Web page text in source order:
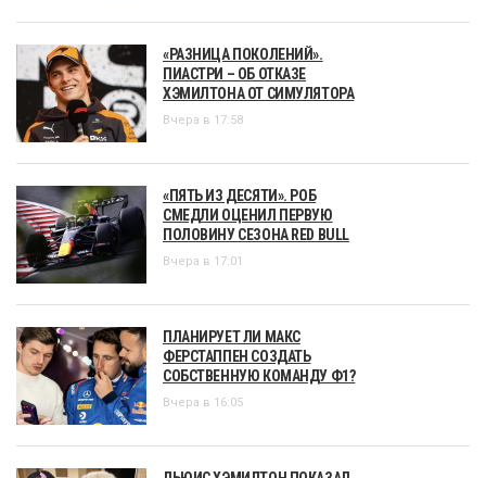
«РАЗНИЦА ПОКОЛЕНИЙ».
ПИАСТРИ – ОБ ОТКАЗЕ
ХЭМИЛТОНА ОТ СИМУЛЯТОРА
Вчера в 17:58
«ПЯТЬ ИЗ ДЕСЯТИ». РОБ
СМЕДЛИ ОЦЕНИЛ ПЕРВУЮ
ПОЛОВИНУ СЕЗОНА RED BULL
Вчера в 17:01
ПЛАНИРУЕТ ЛИ МАКС
ФЕРСТАППЕН СОЗДАТЬ
СОБСТВЕННУЮ КОМАНДУ Ф1?
Вчера в 16:05